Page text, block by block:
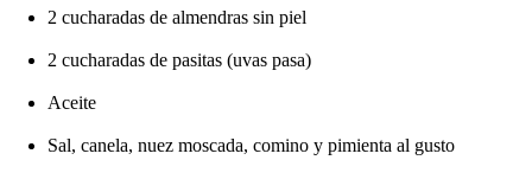
2 cucharadas de almendras sin piel
2 cucharadas de pasitas (uvas pasa)
Aceite
Sal, canela, nuez moscada, comino y pimienta al gusto